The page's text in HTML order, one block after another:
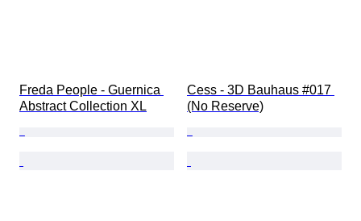
Freda People - Guernica
Abstract Collection XL
Cess - 3D Bauhaus #017
(No Reserve)